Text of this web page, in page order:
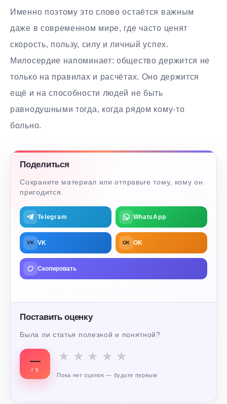
Именно поэтому это слово остаётся важным
даже в современном мире, где часто ценят
скорость, пользу, силу и личный успех.
Милосердие напоминает: общество держится не
только на правилах и расчётах. Оно держится
ещё и на способности людей не быть
равнодушными тогда, когда рядом кому-то
больно.
Поделиться
Сохраните материал или отправьте тому, кому он
пригодится.
Telegram WhatsApp
VK VK OK OK
Скопировать
Поставить оценку
Была ли статья полезной и понятной?
—
/ 5
★ ★ ★ ★ ★
Пока нет оценок — будьте первым